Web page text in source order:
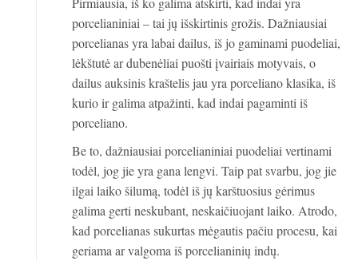
porcelianiniai – tai jų išskirtinis grožis. Dažniausiai
porcelianas yra labai dailus, iš jo gaminami puodeliai,
lėkštutė ar dubenėliai puošti įvairiais motyvais, o
dailus auksinis kraštelis jau yra porceliano klasika, iš
kurio ir galima atpažinti, kad indai pagaminti iš
porceliano.
Be to, dažniausiai porcelianiniai puodeliai vertinami
todėl, jog jie yra gana lengvi. Taip pat svarbu, jog jie
ilgai laiko šilumą, todėl iš jų karštuosius gėrimus
galima gerti neskubant, neskaičiuojant laiko. Atrodo,
kad porcelianas sukurtas mėgautis pačiu procesu, kai
geriama ar valgoma iš porcelianinių indų.